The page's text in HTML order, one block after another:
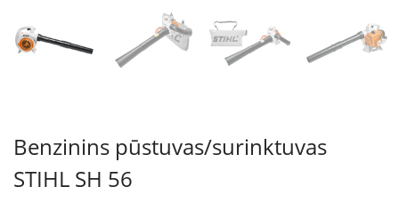
Benzinins pūstuvas/surinktuvas
STIHL SH 56